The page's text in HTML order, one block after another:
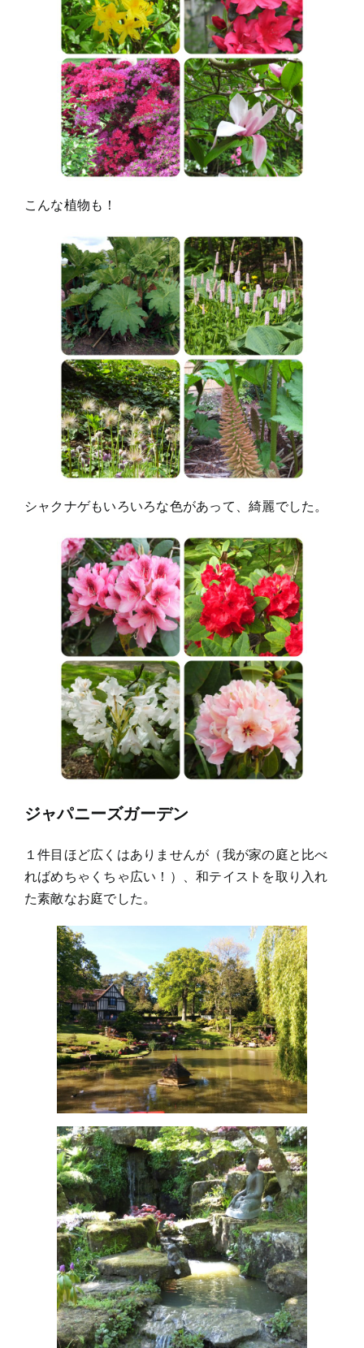
こんな植物も！
シャクナゲもいろいろな色があって、綺麗でした。
ジャパニーズガーデン
１件目ほど広くはありませんが（我が家の庭と比べ
ればめちゃくちゃ広い！）、和テイストを取り入れ
た素敵なお庭でした。